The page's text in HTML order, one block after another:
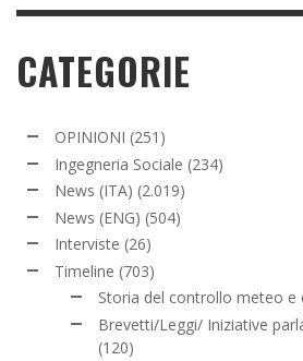
CATEGORIE
OPINIONI (251)
Ingegneria Sociale (234)
News (ITA) (2.019)
News (ENG) (504)
Interviste (26)
Timeline (703)
Storia del controllo meteo e
Brevetti/Leggi/ Iniziative
(120)